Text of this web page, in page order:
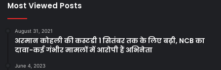
Most Viewed Posts
August 31, 2021
अरमान कोहली की कस्टडी 1 सितंबर तक के लिए बढ़ी, NCB का
दावा-कई गंभीर मामलों में आरोपी हैं अभिनेता
June 4, 2023